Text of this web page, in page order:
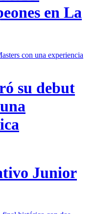
en La
su debut
Junior